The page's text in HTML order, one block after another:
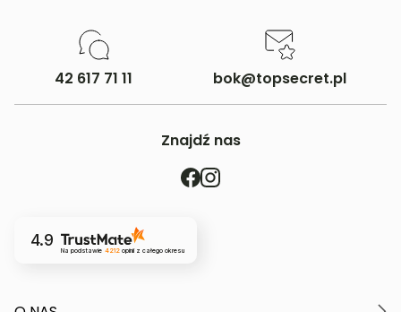
42 617 71 11 bok@topsecret.pl
Znajdź nas
4.9
Na podstawie 4212opinii z całego okresu